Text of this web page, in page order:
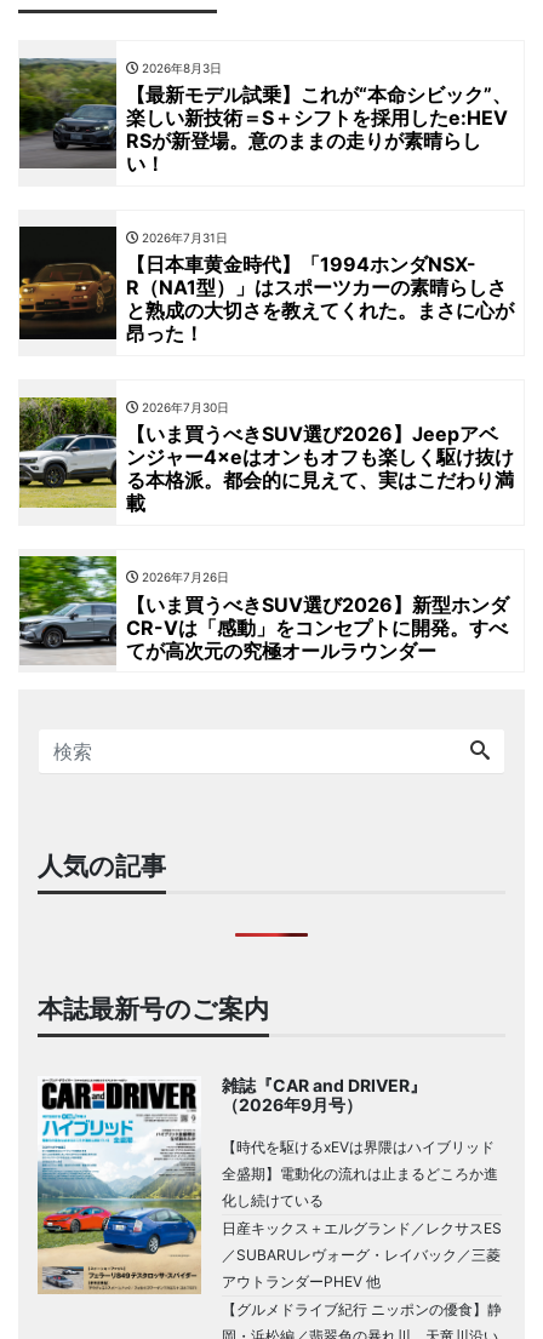
2026年8月3日
【最新モデル試乗】これが“本命シビック”、
楽しい新技術＝S＋シフトを採用したe:HEV
RSが新登場。意のままの走りが素晴らし
い！
2026年7月31日
【日本車黄金時代】「1994ホンダNSX-
R（NA1型）」はスポーツカーの素晴らしさ
と熟成の大切さを教えてくれた。まさに心が
昂った！
2026年7月30日
【いま買うべきSUV選び2026】Jeepアベ
ンジャー4×eはオンもオフも楽しく駆け抜け
る本格派。都会的に見えて、実はこだわり満
載
2026年7月26日
【いま買うべきSUV選び2026】新型ホンダ
CR-Vは「感動」をコンセプトに開発。すべ
てが高次元の究極オールラウンダー
人気の記事
本誌最新号のご案内
雑誌『CAR and DRIVER』
（2026年9月号）
【時代を駆けるxEVは界隈はハイブリッド
全盛期】電動化の流れは止まるどころか進
化し続けている
日産キックス＋エルグランド／レクサスES
／SUBARUレヴォーグ・レイバック／三菱
アウトランダーPHEV 他
【グルメドライブ紀行 ニッポンの優食】静